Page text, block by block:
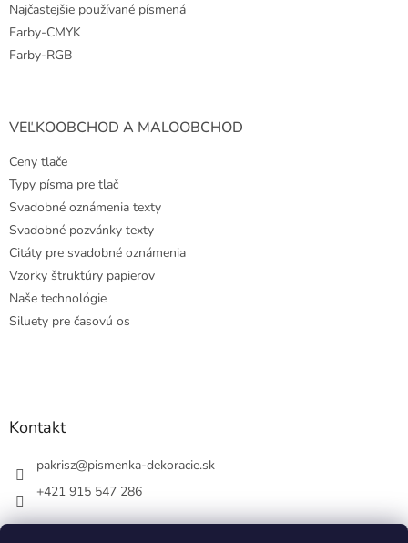
Najčastejšie používané písmená
Farby-CMYK
Farby-RGB
VEĽKOOBCHOD A MALOOBCHOD
Ceny tlače
Typy písma pre tlač
Svadobné oznámenia texty
Svadobné pozvánky texty
Citáty pre svadobné oznámenia
Vzorky štruktúry papierov
Naše technológie
Siluety pre časovú os
Kontakt
pakrisz@pismenka-dekoracie.sk
+421 915 547 286